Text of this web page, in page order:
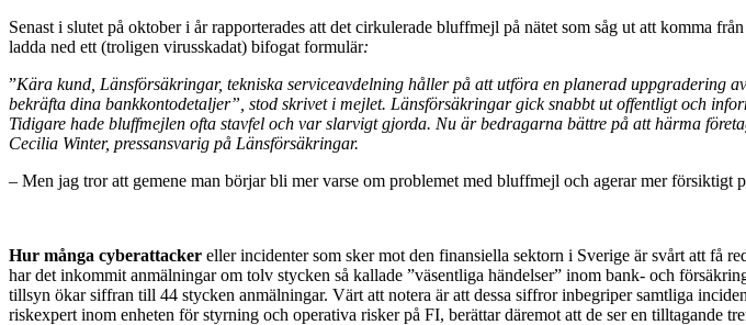
Senast i slutet på oktober i år rapporterades att det cirkulerade bluffmejl på nätet som såg ut att komma
ladda ned ett (troligen virusskadat) bifogat formulär:
”Kära kund, Länsförsäkringar, tekniska serviceavdelning håller på att utföra en planerad uppgradering
bekräfta dina bankkontodetaljer”, stod skrivet i mejlet. Länsförsäkringar gick snabbt ut offentligt och
Tidigare hade bluffmejlen ofta stavfel och var slarvigt gjorda. Nu är bedragarna bättre på att härma
Cecilia Winter, pressansvarig på Länsförsäkringar.
– Men jag tror att gemene man börjar bli mer varse om problemet med bluffmejl och agerar mer försiktigt
Hur många cyberattacker eller incidenter som sker mot den finansiella sektorn i Sverige är svårt att få
har det inkommit anmälningar om tolv stycken så kallade ”väsentliga händelser” inom bank- och
tillsyn ökar siffran till 44 stycken anmälningar. Värt att notera är att dessa siffror inbegriper samtliga
riskexpert inom enheten för styrning och operativa risker på FI, berättar däremot att de ser en tilltagande